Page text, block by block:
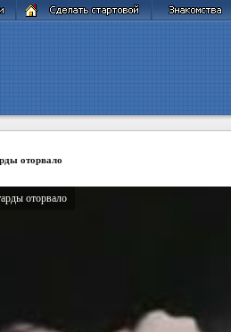
оторвало
оторвало